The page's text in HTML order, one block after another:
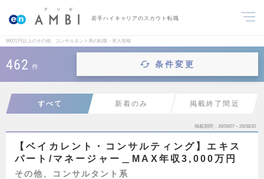
若手ハイキャリアのスカウト転職
900万円以上のその他、コンサルタント系の転職・求人情報
462 件 条件変更
すべて 新着のみ 掲載終了間近
掲載期間 26/08/07～26/08/20
【ベイカレント・コンサルティング】エキス
パート/マネージャー＿MAX年収3,000万円
その他、コンサルタント系